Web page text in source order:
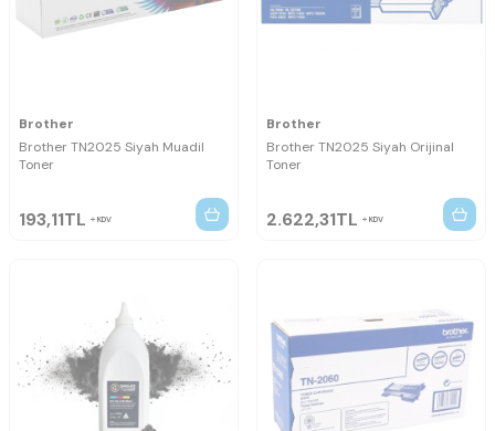
Brother
Brother TN2025 Siyah Muadil
Toner
193,11TL KDV
Brother
Brother TN2025 Siyah Orijinal
Toner
2.622,31TL KDV